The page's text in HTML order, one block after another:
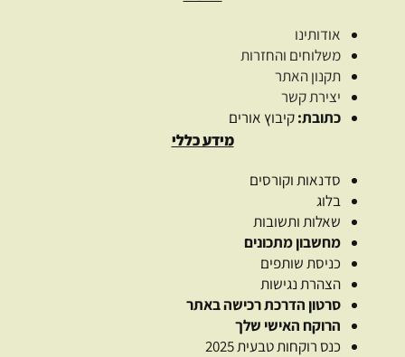
אודותינו
משלוחים והחזרות
תקנון האתר
יצירת קשר
כתובת:קיבוץ אורים
מידע כללי
סדנאות וקורסים
בלוג
שאלות ותשובות
מחשבון מתכונים
כניסת שותפים
הצהרת נגישות
סרטון הדרכת רכישה באתר
הרוקח האישי שלך
כנס רוקחות טבעית 2025